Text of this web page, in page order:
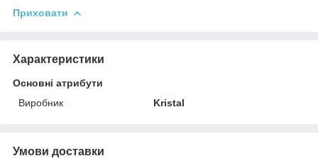
Приховати
Характеристики
Основні атрибути
Виробник
Kristal
Умови доставки